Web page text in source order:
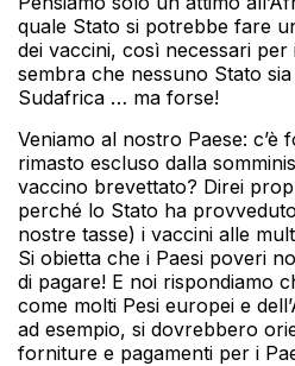
quale Stato si potrebbe fare
dei vaccini, così necessari
sembra che nessuno Stato
Sudafrica … ma forse!
Veniamo al nostro Paese: c’è
rimasto escluso dalla
vaccino brevettato? Direi
perché lo Stato ha
nostre tasse) i vaccini alle
Si obietta che i Paesi poveri
di pagare! E noi rispondiamo
come molti Pesi europei e
ad esempio, si dovrebbero
forniture e pagamenti per i